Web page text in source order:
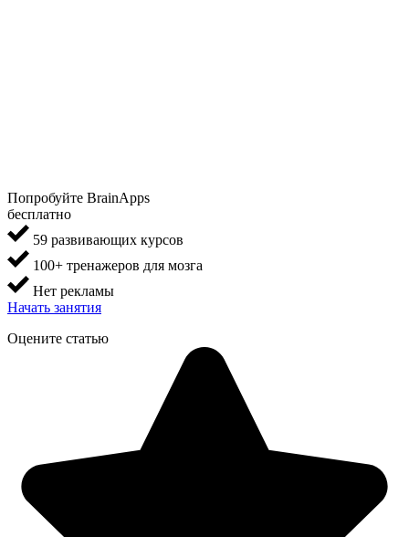
Попробуйте BrainApps
бесплатно
59 развивающих курсов
100+ тренажеров для мозга
Нет рекламы
Начать занятия
Оцените статью